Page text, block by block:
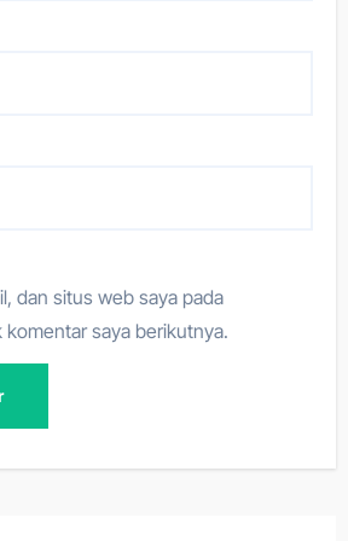
dan situs web saya pada
saya berikutnya.